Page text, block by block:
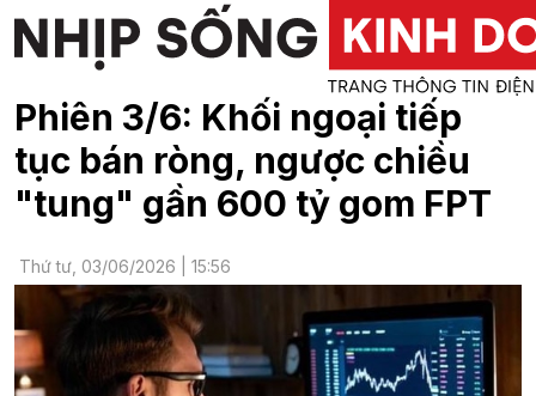
Phiên 3/6: Khối ngoại tiếp
tục bán ròng, ngược chiều
"tung" gần 600 tỷ gom FPT
Thứ tư, 03/06/2026 | 15:56